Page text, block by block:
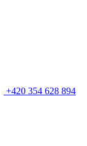
+420 354 628 894